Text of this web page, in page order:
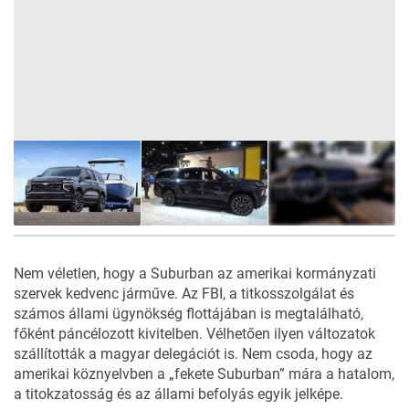
Nem véletlen, hogy a Suburban az amerikai kormányzati
szervek kedvenc járműve. Az FBI, a titkosszolgálat és
számos állami ügynökség flottájában is megtalálható,
főként páncélozott kivitelben. Vélhetően ilyen változatok
szállították a magyar delegációt is. Nem csoda, hogy az
amerikai köznyelvben a „fekete Suburban” mára a hatalom,
a titokzatosság és az állami befolyás egyik jelképe.